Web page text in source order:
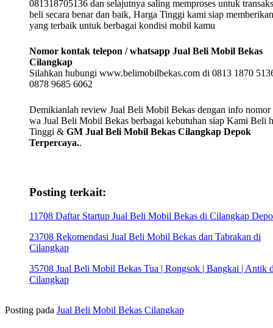
081318705136 dan selajutnya saling memproses untuk
beli secara benar dan baik, Harga Tinggi kami siap memberikan
yang terbaik untuk berbagai kondisi mobil kamu
Nomor kontak telepon / whatsapp Jual Beli Mobil Bekas
Cilangkap
Silahkan hubungi www.belimobilbekas.com di 0813 1870
0878 9685 6062
Demikianlah review Jual Beli Mobil Bekas dengan info nomor
wa Jual Beli Mobil Bekas berbagai kebutuhan siap Kami Beli
Tinggi & GM Jual Beli Mobil Bekas Cilangkap Depok
Terpercaya..
Posting terkait:
11708 Daftar Startup Jual Beli Mobil Bekas di Cilangkap
23708 Rekomendasi Jual Beli Mobil Bekas dan Tabrakan di
Cilangkap
35708 Jual Beli Mobil Bekas Tua | Rongsok | Bangkai | Antik
Cilangkap
Posting pada Jual Beli Mobil Bekas Cilangkap